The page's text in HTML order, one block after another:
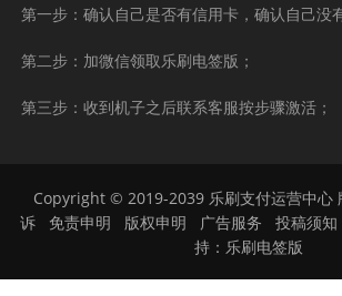
第一步：确认自己是否有信用卡，确认自己没
第二步：加微信领取乐刷电签版；
第三步：收到机子之后联系客服按步骤激活；
Copyright © 2019-2039 乐刷支付运营中心
诉
免责申明 版权申明 广告服务 投稿须知
持： 乐刷电签版